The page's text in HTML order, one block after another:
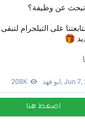
اضغط هنا